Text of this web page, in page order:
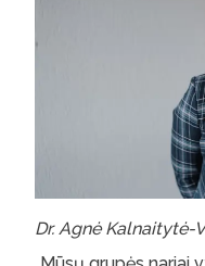
Dr. Agnė Kalnaitytė-